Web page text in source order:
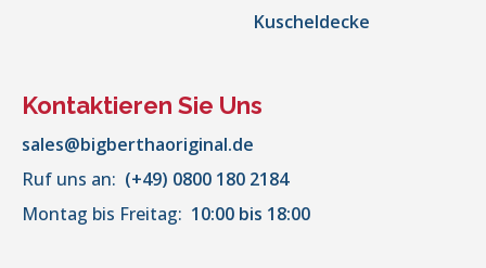
Kuscheldecke
Kontaktieren Sie Uns
sales@bigberthaoriginal.de
Ruf uns an: (+49) 0800 180 2184
Montag bis Freitag: 10:00 bis 18:00